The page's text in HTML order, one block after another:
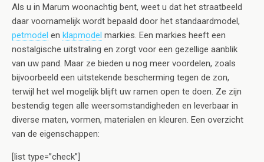
Als u in Marum woonachtig bent, weet u dat het straatbeeld
daar voornamelijk wordt bepaald door het standaardmodel,
petmodel en klapmodel markies. Een markies heeft een
nostalgische uitstraling en zorgt voor een gezellige aanblik
van uw pand. Maar ze bieden u nog meer voordelen, zoals
bijvoorbeeld een uitstekende bescherming tegen de zon,
terwijl het wel mogelijk blijft uw ramen open te doen. Ze zijn
bestendig tegen alle weersomstandigheden en leverbaar in
diverse maten, vormen, materialen en kleuren. Een overzicht
van de eigenschappen:
[list type=”check”]